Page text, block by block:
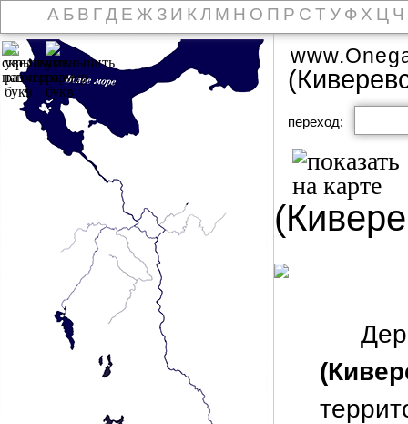
А Б В Г Д Е Ж З И К Л М Н О П Р С Т У Ф Х Ц Ч
переход: